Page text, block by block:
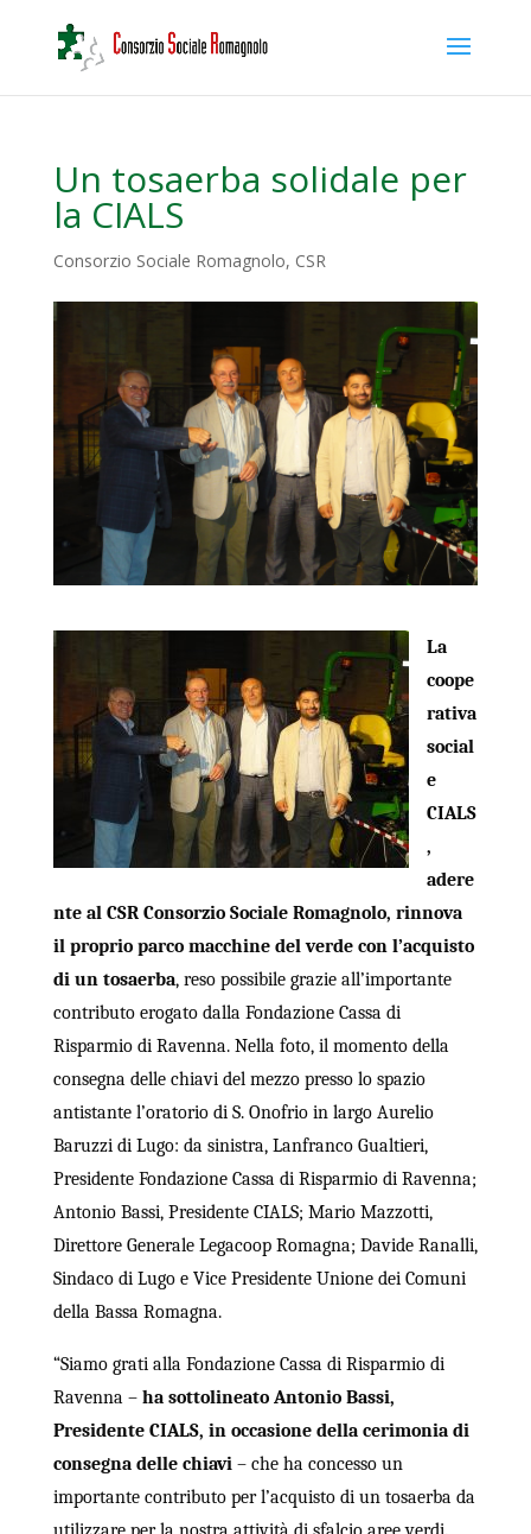
Un tosaerba solidale per
la CIALS
Consorzio Sociale Romagnolo, CSR
La
coope
rativa
social
e
CIALS
,
adere
nte al CSR Consorzio Sociale Romagnolo, rinnova
il proprio parco macchine del verde con l’acquisto
di un tosaerba, reso possibile grazie all’importante
contributo erogato dalla Fondazione Cassa di
Risparmio di Ravenna. Nella foto, il momento della
consegna delle chiavi del mezzo presso lo spazio
antistante l’oratorio di S. Onofrio in largo Aurelio
Baruzzi di Lugo: da sinistra, Lanfranco Gualtieri,
Presidente Fondazione Cassa di Risparmio di Ravenna;
Antonio Bassi, Presidente CIALS; Mario Mazzotti,
Direttore Generale Legacoop Romagna; Davide Ranalli,
Sindaco di Lugo e Vice Presidente Unione dei Comuni
della Bassa Romagna.
“Siamo grati alla Fondazione Cassa di Risparmio di
Ravenna – ha sottolineato Antonio Bassi,
Presidente CIALS, in occasione della cerimonia di
consegna delle chiavi– che ha concesso un
importante contributo per l’acquisto di un tosaerba da